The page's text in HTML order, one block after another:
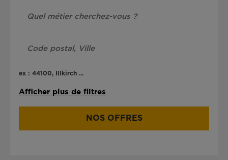
ex : 44100, Illkirch ...
Afficher plus de filtres
NOS OFFRES